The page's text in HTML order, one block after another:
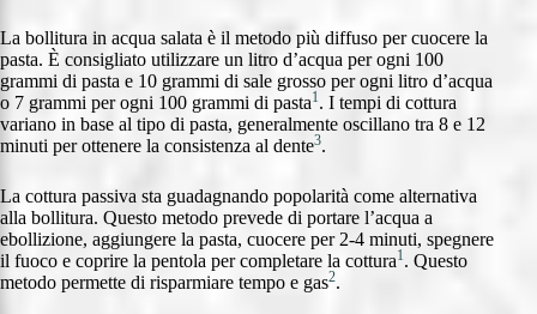
La bollitura in acqua salata è il metodo più diffuso per cuocere la
pasta. È consigliato utilizzare un litro d’acqua per ogni 100
grammi di pasta e 10 grammi di sale grosso per ogni litro d’acqua
o 7 grammi per ogni 100 grammi di pasta1. I tempi di cottura
variano in base al tipo di pasta, generalmente oscillano tra 8 e 12
minuti per ottenere la consistenza al dente3.
La cottura passiva sta guadagnando popolarità come alternativa
alla bollitura. Questo metodo prevede di portare l’acqua a
ebollizione, aggiungere la pasta, cuocere per 2-4 minuti, spegnere
il fuoco e coprire la pentola per completare la cottura1. Questo
metodo permette di risparmiare tempo e gas2.